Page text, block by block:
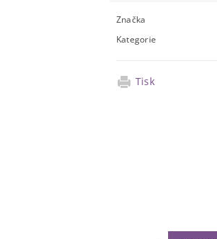
Značka
Kategorie
Tisk